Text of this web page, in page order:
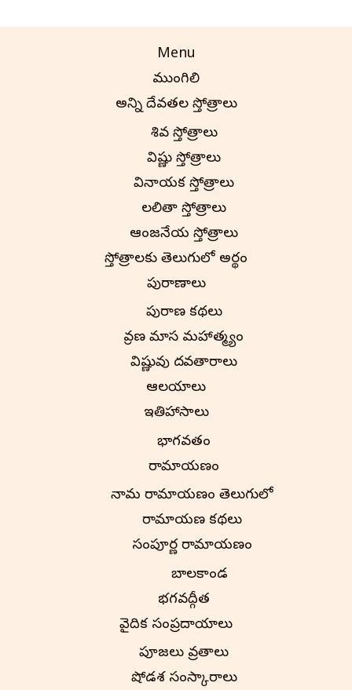
Menu
ముంగిలి
అన్ని దేవతల స్తోత్రాలు
శివ స్తోత్రాలు
విష్ణు స్తోత్రాలు
వినాయక స్తోత్రాలు
లలితా స్తోత్రాలు
ఆంజనేయ స్తోత్రాలు
స్తోత్రాలకు తెలుగులో అర్థం
పురాణాలు
పురాణ కథలు
శ్రావణ మాస మహాత్మ్యం
విష్ణువు దశావతారాలు
ఆలయాలు
ఇతిహాసాలు
భాగవతం
రామాయణం
నామ రామాయణం తెలుగులో
రామాయణ కథలు
సంపూర్ణ రామాయణం
బాలకాండ
భగవద్గీత
వైదిక సంప్రదాయాలు
పూజలు వ్రతాలు
షోడశ సంస్కారాలు